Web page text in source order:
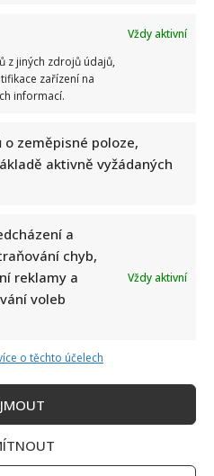
Vždy aktivní
z jiných zdrojů údajů,
zařízení na
informací.
o zeměpisné poloze,
aktivně vyžádaných
a
chyb,
reklamy a
voleb
Vždy aktivní
o těchto účelech
novým účesem.
patřila královně
prezidenta s
návštěvu Velké